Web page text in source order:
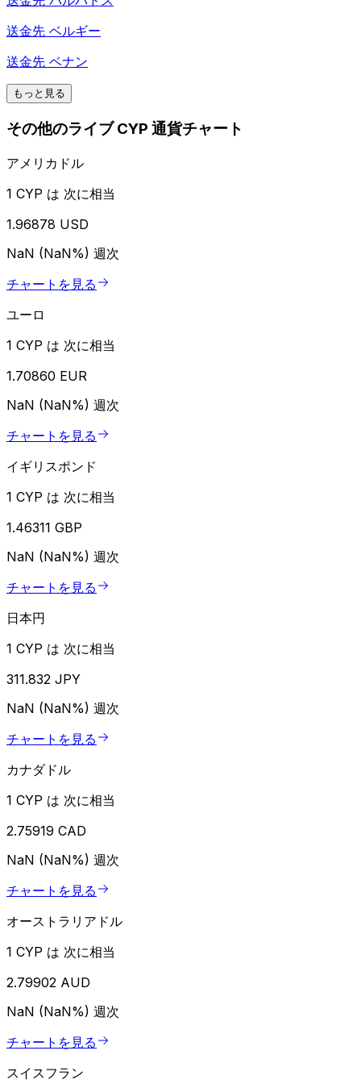
送金先 ベルギー
送金先 ベナン
もっと見る
その他のライブ CYP 通貨チャート
アメリカドル
1 CYP は 次に相当
1.96878 USD
NaN (NaN%) 週次
チャートを見る
ユーロ
1 CYP は 次に相当
1.70860 EUR
NaN (NaN%) 週次
チャートを見る
イギリスポンド
1 CYP は 次に相当
1.46311 GBP
NaN (NaN%) 週次
チャートを見る
日本円
1 CYP は 次に相当
311.832 JPY
NaN (NaN%) 週次
チャートを見る
カナダドル
1 CYP は 次に相当
2.75919 CAD
NaN (NaN%) 週次
チャートを見る
オーストラリアドル
1 CYP は 次に相当
2.79902 AUD
NaN (NaN%) 週次
チャートを見る
スイスフラン